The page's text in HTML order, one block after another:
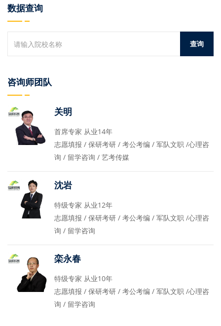
数据查询
咨询师团队
关明
首席专家 从业14年
志愿填报 / 保研考研 / 考公考编 / 军队文职 /心理咨
询 / 留学咨询 / 艺考传媒
沈岩
特级专家 从业12年
志愿填报 / 保研考研 / 考公考编 / 军队文职 /心理咨
询 / 留学咨询
栾永春
特级专家 从业10年
志愿填报 / 保研考研 / 考公考编 / 军队文职 /心理咨
询 / 留学咨询